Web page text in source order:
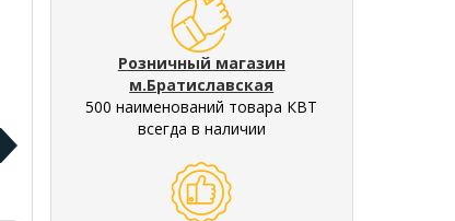
Розничный магазин
м.Братиславская
500 наименований товара КВТ
всегда в наличии